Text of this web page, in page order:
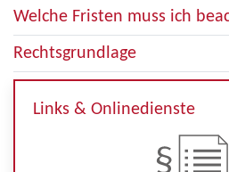
Welche Fristen muss ich
Rechtsgrundlage
Links & Onlinedienste